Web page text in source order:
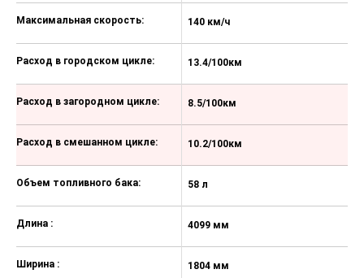
колонка
Регулировка ремней безопасности
передних сидений по высоте
Воздушный фильтр салона
Легкая тонировка стекол
Центральный замок
Электростеклоподъемники
передних дверей
Электропривод и обогрев
Аудиоподготовка
Максимальная скорость:
Расход в городском цикле:
Расход в загородном цикле:
Расход в смешанном цикле:
Объем топливного бака:
Длина :
Ширина :
140 км/ч
13.4/100км
8.5/100км
10.2/100км
58 л
4099 мм
1804 мм